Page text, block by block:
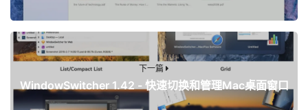
下一篇
WindowSwitcher 1.42 - 快速切换和管理Mac桌面窗口